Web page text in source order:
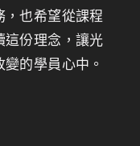
也希望從課程
這份理念，讓光
的學員心中。